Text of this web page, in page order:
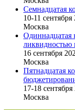
Семнадцатая
10-11 сентября
Москва
Одиннадцатая
ликвидностью
16 cентября
Москва
Пятнадцатая
17-18 сентября
Москва